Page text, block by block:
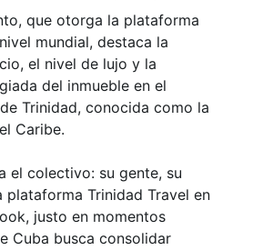
que otorga la plataforma
mundial, destaca la
el nivel de lujo y la
del inmueble en el
Trinidad, conocida como la
Caribe.
el colectivo: su gente, su
plataforma Trinidad Travel en
justo en momentos
Cuba busca consolidar